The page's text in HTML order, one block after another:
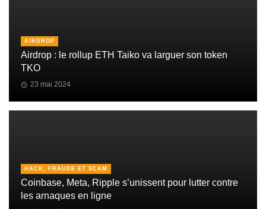
AIRDROP
Airdrop : le rollup ETH Taiko va larguer son token
TKO
23 mai 2024
HACK, FRAUDE ET SCAM
Coinbase, Meta, Ripple s’unissent pour lutter contre
les arnaques en ligne